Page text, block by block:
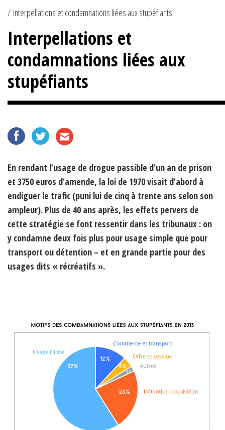
Interpellations et condamnations liées aux stupéfiants
Interpellations et
condamnations liées aux
stupéfiants
En rendant l’usage de drogue passible d’un an de prison
et 3750 euros d’amende, la loi de 1970 visait d’abord à
endiguer le trafic (puni lui de cinq à trente ans selon son
ampleur). Plus de 40 ans après, les effets pervers de
cette stratégie se font ressentir dans les tribunaux : on
y condamne deux fois plus pour usage simple que pour
transport ou détention – et en grande partie pour des
usages dits « récréatifs ».